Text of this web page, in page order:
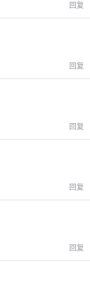
回复
回复
回复
回复
回复